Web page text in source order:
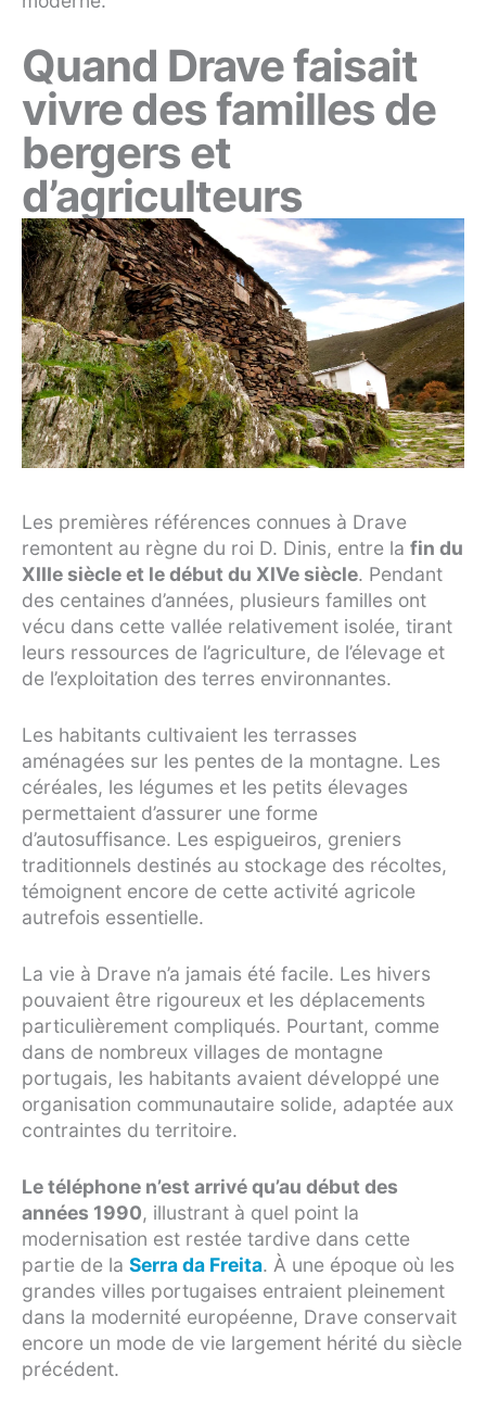
Quand Drave faisait
vivre des familles de
bergers et
d’agriculteurs
Les premières références connues à Drave
remontent au règne du roi D. Dinis, entre la fin du
XIIIe siècle et le début du XIVe siècle. Pendant
des centaines d’années, plusieurs familles ont
vécu dans cette vallée relativement isolée, tirant
leurs ressources de l’agriculture, de l’élevage et
de l’exploitation des terres environnantes.
Les habitants cultivaient les terrasses
aménagées sur les pentes de la montagne. Les
céréales, les légumes et les petits élevages
permettaient d’assurer une forme
d’autosuffisance. Les espigueiros, greniers
traditionnels destinés au stockage des récoltes,
témoignent encore de cette activité agricole
autrefois essentielle.
La vie à Drave n’a jamais été facile. Les hivers
pouvaient être rigoureux et les déplacements
particulièrement compliqués. Pourtant, comme
dans de nombreux villages de montagne
portugais, les habitants avaient développé une
organisation communautaire solide, adaptée aux
contraintes du territoire.
Le téléphone n’est arrivé qu’au début des
années 1990, illustrant à quel point la
modernisation est restée tardive dans cette
partie de la Serra da Freita. À une époque où les
grandes villes portugaises entraient pleinement
dans la modernité européenne, Drave conservait
encore un mode de vie largement hérité du siècle
précédent.